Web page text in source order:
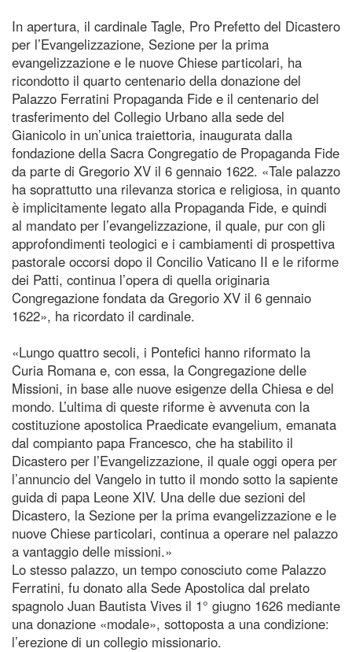
In apertura, il cardinale Tagle, Pro Prefetto del Dicastero
per l’Evangelizzazione, Sezione per la prima
evangelizzazione e le nuove Chiese particolari, ha
ricondotto il quarto centenario della donazione del
Palazzo Ferratini Propaganda Fide e il centenario del
trasferimento del Collegio Urbano alla sede del
Gianicolo in un’unica traiettoria, inaugurata dalla
fondazione della Sacra Congregatio de Propaganda Fide
da parte di Gregorio XV il 6 gennaio 1622. «Tale palazzo
ha soprattutto una rilevanza storica e religiosa, in quanto
è implicitamente legato alla Propaganda Fide, e quindi
al mandato per l’evangelizzazione, il quale, pur con gli
approfondimenti teologici e i cambiamenti di prospettiva
pastorale occorsi dopo il Concilio Vaticano II e le riforme
dei Patti, continua l’opera di quella originaria
Congregazione fondata da Gregorio XV il 6 gennaio
1622», ha ricordato il cardinale.
«Lungo quattro secoli, i Pontefici hanno riformato la
Curia Romana e, con essa, la Congregazione delle
Missioni, in base alle nuove esigenze della Chiesa e del
mondo. L’ultima di queste riforme è avvenuta con la
costituzione apostolica Praedicate evangelium, emanata
dal compianto papa Francesco, che ha stabilito il
Dicastero per l’Evangelizzazione, il quale oggi opera per
l’annuncio del Vangelo in tutto il mondo sotto la sapiente
guida di papa Leone XIV. Una delle due sezioni del
Dicastero, la Sezione per la prima evangelizzazione e le
nuove Chiese particolari, continua a operare nel palazzo
a vantaggio delle missioni.»
Lo stesso palazzo, un tempo conosciuto come Palazzo
Ferratini, fu donato alla Sede Apostolica dal prelato
spagnolo Juan Bautista Vives il 1° giugno 1626 mediante
una donazione «modale», sottoposta a una condizione:
l’erezione di un collegio missionario.